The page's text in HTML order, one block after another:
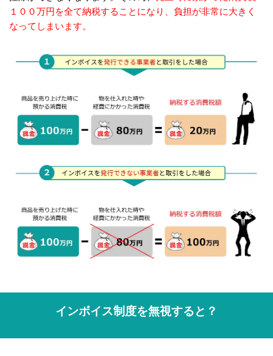
１００万円を全て納税することになり、負担が非常に大きく
なってしまいます。
インボイス制度を無視すると？